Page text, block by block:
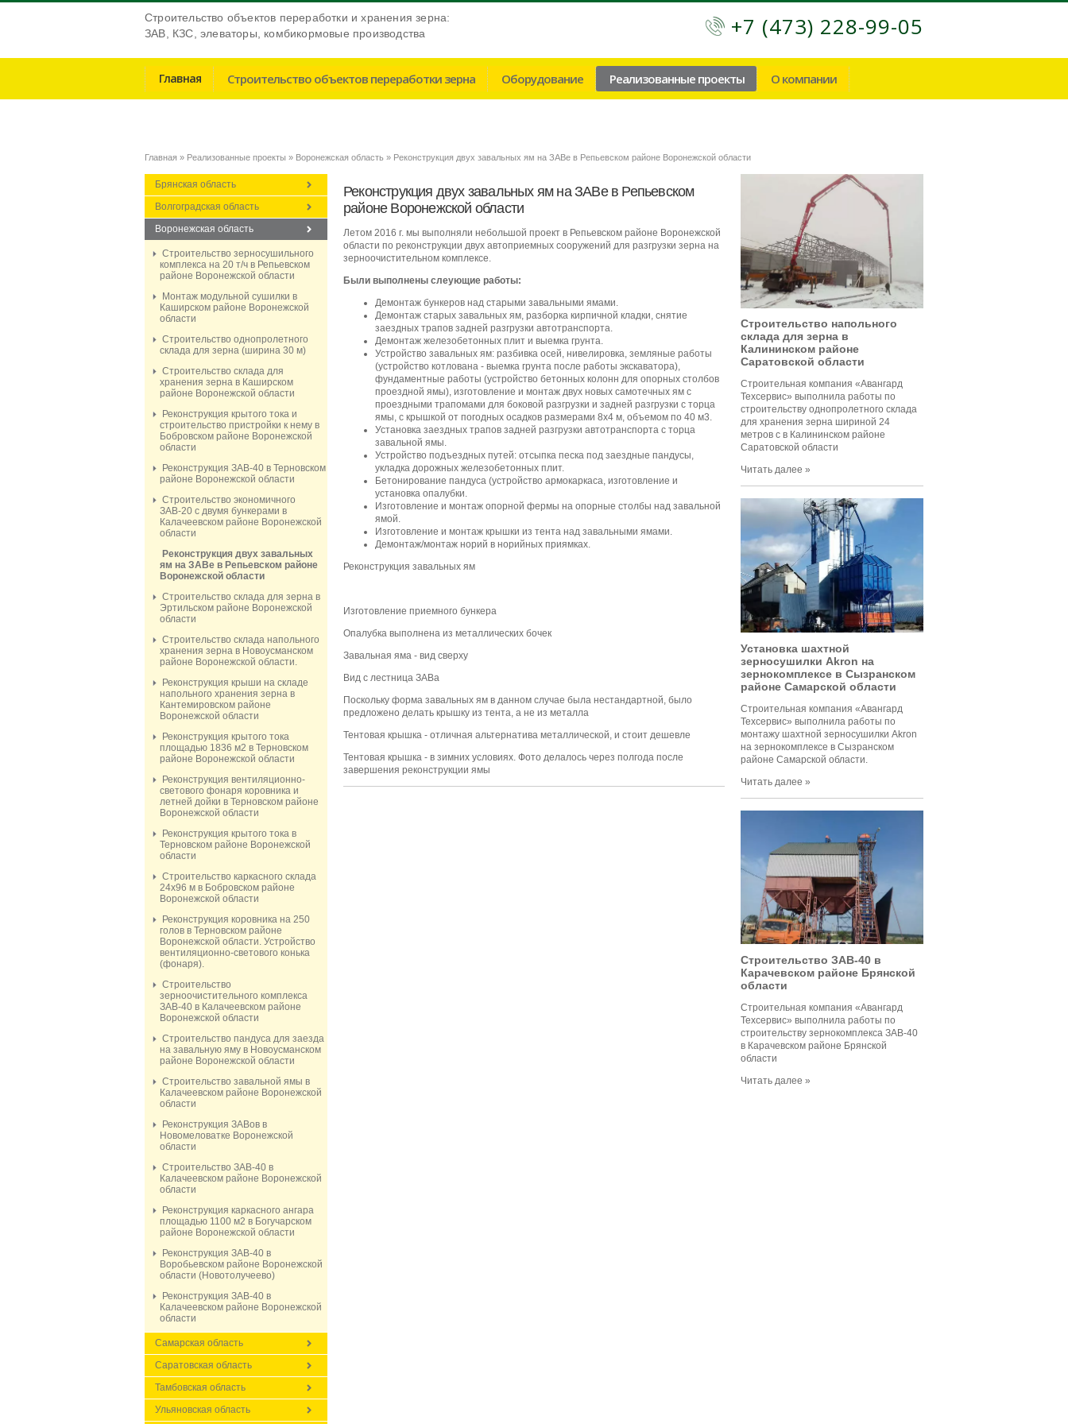
Строительство объектов переработки и хранения зерна:
ЗАВ, КЗС, элеваторы, комбикормовые производства
+7 (473) 228-99-05
Главная Строительство объектов переработки зерна Оборудование Реализованные проекты О компании
Главная Реализованные проекты Воронежская область Реконструкция двух завальных ям на ЗАВе в Репьевском районе Воронежской области
Реконструкция двух завальных ям на ЗАВе в Репьевском
районе Воронежской области
Летом 2016 г. мы выполняли небольшой проект в Репьевском районе Воронежской
области по реконструкции двух автоприемных сооружений для разгрузки зерна на
зерноочистительном комплексе.
Были выполнены слеующие работы:
Демонтаж бункеров над старыми завальными ямами.
Демонтаж старых завальных ям, разборка кирпичной кладки, снятие
заездных трапов задней разгрузки автотранспорта.
Демонтаж железобетонных плит и выемка грунта.
Устройство завальных ям: разбивка осей, нивелировка, земляные работы
(устройство котлована - выемка грунта после работы экскаватора),
фундаментные работы (устройство бетонных колонн для опорных столбов
проездной ямы), изготовление и монтаж двух новых самотечных ям с
проездными трапомами для боковой разгрузки и задней разгрузки с торца
ямы, с крышкой от погодных осадков размерами 8х4 м, объемом по 40 м3.
Установка заездных трапов задней разгрузки автотранспорта с торца
завальной ямы.
Устройство подъездных путей: отсыпка песка под заездные пандусы,
укладка дорожных железобетонных плит.
Бетонирование пандуса (устройство армокаркаса, изготовление и
установка опалубки.
Изготовление и монтаж опорной фермы на опорные столбы над завальной
ямой.
Изготовление и монтаж крышки из тента над завальными ямами.
Демонтаж/монтаж норий в норийных приямках.
Реконструкция завальных ям
Изготовление приемного бункера
Опалубка выполнена из металлических бочек
Завальная яма - вид сверху
Вид с лестница ЗАВа
Поскольку форма завальных ям в данном случае была нестандартной, было
предложено делать крышку из тента, а не из металла
Тентовая крышка - отличная альтернатива металлической, и стоит дешевле
Тентовая крышка - в зимних условиях. Фото делалось через полгода после
завершения реконструкции ямы
Строительство напольного
склада для зерна в
Калининском районе
Саратовской области
Строительная компания «Авангард
Техсервис» выполнила работы по
строительству однопролетного склада
для хранения зерна шириной 24
метров c в Калининском районе
Саратовской области
Читать далее »
Установка шахтной
зерносушилки Akron на
зернокомплексе в Сызранском
районе Самарской области
Строительная компания «Авангард
Техсервис» выполнила работы по
монтажу шахтной зерносушилки Akron
на зернокомплексе в Сызранском
районе Самарской области.
Читать далее »
Строительство ЗАВ-40 в
Карачевском районе Брянской
области
Строительная компания «Авангард
Техсервис» выполнила работы по
строительству зернокомплекса ЗАВ-40
в Карачевском районе Брянской
области
Читать далее »
Брянская область
Волгоградская область
Воронежская область
Строительство зерносушильного
комплекса на 20 т/ч в Репьевском
районе Воронежской области
Монтаж модульной сушилки в
Каширском районе Воронежской
области
Строительство однопролетного
склада для зерна (ширина 30 м)
Строительство склада для
хранения зерна в Каширском
районе Воронежской области
Реконструкция крытого тока и
строительство пристройки к нему в
Бобровском районе Воронежской
области
Реконструкция ЗАВ-40 в Терновском
районе Воронежской области
Строительство экономичного
ЗАВ-20 с двумя бункерами в
Калачеевском районе Воронежской
области
Реконструкция двух завальных
ям на ЗАВе в Репьевском районе
Воронежской области
Строительство склада для зерна в
Эртильском районе Воронежской
области
Строительство склада напольного
хранения зерна в Новоусманском
районе Воронежской области.
Реконструкция крыши на складе
напольного хранения зерна в
Кантемировском районе
Воронежской области
Реконструкция крытого тока
площадью 1836 м2 в Терновском
районе Воронежской области
Реконструкция вентиляционно-
светового фонаря коровника и
летней дойки в Терновском районе
Воронежской области
Реконструкция крытого тока в
Терновском районе Воронежской
области
Строительство каркасного склада
24х96 м в Бобровском районе
Воронежской области
Реконструкция коровника на 250
голов в Терновском районе
Воронежской области. Устройство
вентиляционно-светового конька
(фонаря).
Строительство
зерноочистительного комплекса
ЗАВ-40 в Калачеевском районе
Воронежской области
Строительство пандуса для заезда
на завальную яму в Новоусманском
районе Воронежской области
Строительство завальной ямы в
Калачеевском районе Воронежской
области
Реконструкция ЗАВов в
Новомеловатке Воронежской
области
Строительство ЗАВ-40 в
Калачеевском районе Воронежской
области
Реконструкция каркасного ангара
площадью 1100 м2 в Богучарском
районе Воронежской области
Реконструкция ЗАВ-40 в
Воробьевском районе Воронежской
области (Новотолучеево)
Реконструкция ЗАВ-40 в
Калачеевском районе Воронежской
области
Самарская область
Саратовская область
Тамбовская область
Ульяновская область